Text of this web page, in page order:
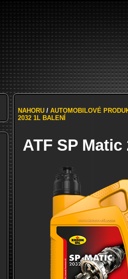
NAHORU / AUTOMOBILOVÉ
2032 1L BALENÍ
ATF SP